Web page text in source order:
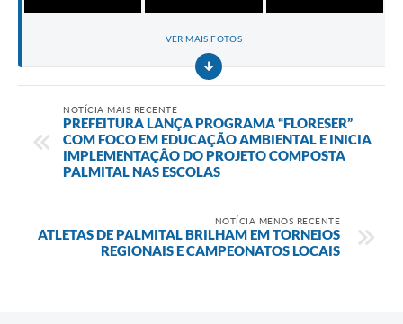
VER MAIS FOTOS
NOTÍCIA MAIS RECENTE
PREFEITURA LANÇA PROGRAMA “FLORESER”
COM FOCO EM EDUCAÇÃO AMBIENTAL E INICIA
IMPLEMENTAÇÃO DO PROJETO COMPOSTA
PALMITAL NAS ESCOLAS
NOTÍCIA MENOS RECENTE
ATLETAS DE PALMITAL BRILHAM EM TORNEIOS
REGIONAIS E CAMPEONATOS LOCAIS